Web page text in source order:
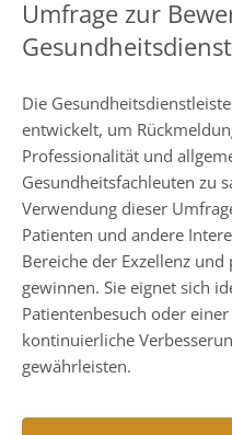
Umfrage zur
Die
entwickelt, um
Professionalität und
Gesundheitsfachleuten zu
Verwendung dieser
Patienten und andere
Bereiche der Exzellenz
gewinnen. Sie eignet sich
Patientenbesuch oder
kontinuierliche
gewährleisten.